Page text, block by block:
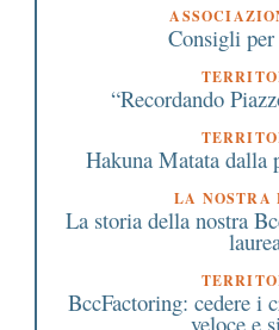
Consigli per
“Recordando
Hakuna Matata dalla
LA NOSTRA
La storia della nostra
BccFactoring: cedere i
veloce e